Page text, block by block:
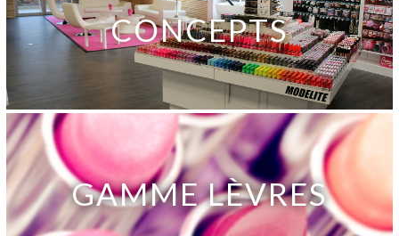
CONCEPTS
GAMME LÈVRES